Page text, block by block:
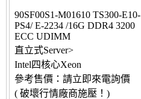
90SF00S1-M01610 TS300-E10-
PS4/ E-2234 /16G DDR4 3200
ECC UDIMM
直立式Server>
Intel四核心Xeon
參考售價：請立即來電詢價
( 破壞行情廠商施壓！)